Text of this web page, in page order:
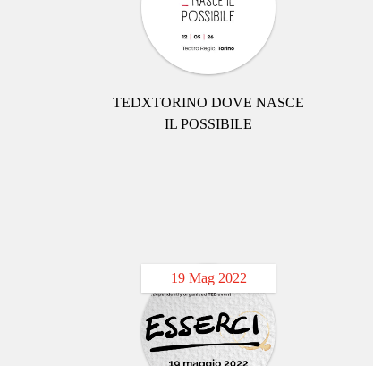
TEDXTORINO DOVE NASCE
IL POSSIBILE
19 Mag 2022